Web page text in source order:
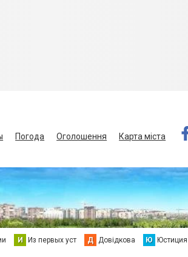
Погода Оголошення
Карта міста
И Из первых уст Д Довідкова Ю